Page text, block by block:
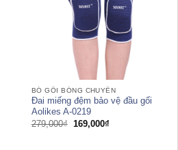
BÓ GỐI BÓNG CHUYỀN
Đai miếng đệm bảo vệ đầu gối
Aolikes A-0219
279,000₫ Giá
169,000₫Giá